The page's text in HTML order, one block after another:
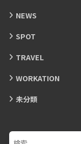
NEWS
SPOT
TRAVEL
WORKATION
未分類